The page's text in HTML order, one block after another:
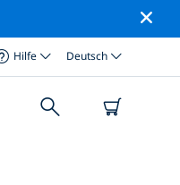
Hilfe Deutsch